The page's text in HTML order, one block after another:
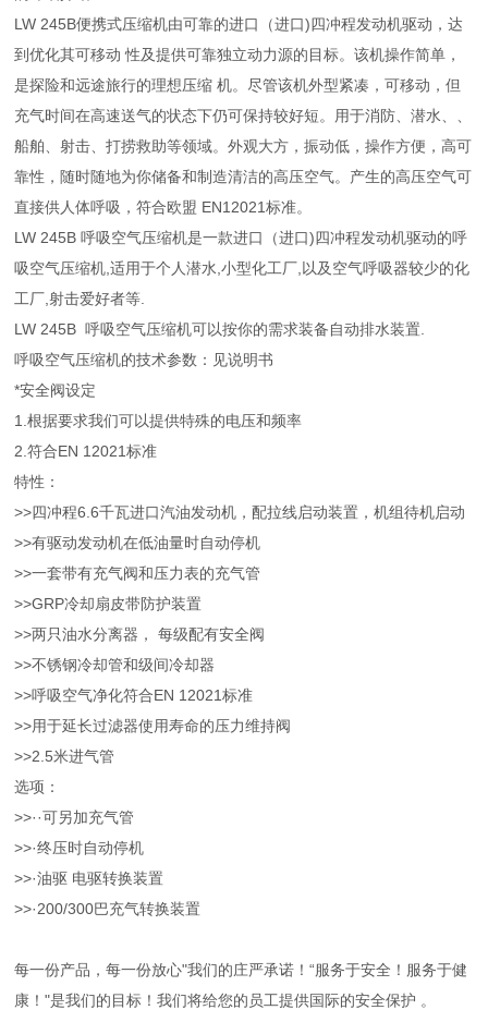
LW 245B便携式压缩机由可靠的进口（进口)四冲程发动机驱动，达
到优化其可移动 性及提供可靠独立动力源的目标。该机操作简单，
是探险和远途旅行的理想压缩 机。尽管该机外型紧凑，可移动，但
充气时间在高速送气的状态下仍可保持较好短。用于消防、潜水、、
船舶、射击、打捞救助等领域。外观大方，振动低，操作方便，高可
靠性，随时随地为你储备和制造清洁的高压空气。产生的高压空气可
直接供人体呼吸，符合欧盟 EN12021标准。
LW 245B 呼吸空气压缩机是一款进口（进口)四冲程发动机驱动的呼
吸空气压缩机,适用于个人潜水,小型化工厂,以及空气呼吸器较少的化
工厂,射击爱好者等.
LW 245B 呼吸空气压缩机可以按你的需求装备自动排水装置.
呼吸空气压缩机的技术参数：见说明书
*安全阀设定
1.根据要求我们可以提供特殊的电压和频率
2.符合EN 12021标准
特性：
>>四冲程6.6千瓦进口汽油发动机，配拉线启动装置，机组待机启动
>>有驱动发动机在低油量时自动停机
>>一套带有充气阀和压力表的充气管
>>GRP冷却扇皮带防护装置
>>两只油水分离器， 每级配有安全阀
>>不锈钢冷却管和级间冷却器
>>呼吸空气净化符合EN 12021标准
>>用于延长过滤器使用寿命的压力维持阀
>>2.5米进气管
选项：
>>··可另加充气管
>>·终压时自动停机
>>·油驱 电驱转换装置
>>·200/300巴充气转换装置
每一份产品，每一份放心"我们的庄严承诺！“服务于安全！服务于健
康！"是我们的目标！我们将给您的员工提供国际的安全保护 。